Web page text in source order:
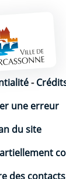
légales
-
une erreur
du site
des contacts